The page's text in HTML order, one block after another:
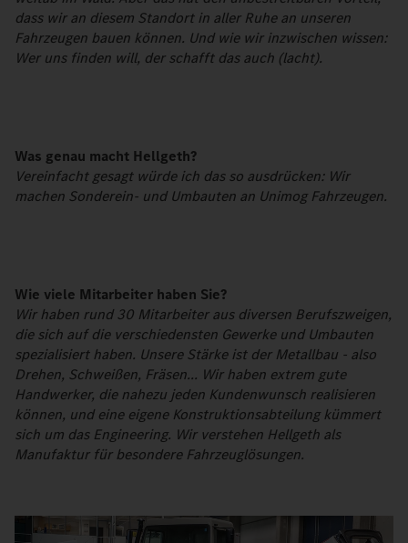
dass wir an diesem Standort in aller Ruhe an unseren
Fahrzeugen bauen können. Und wie wir inzwischen wissen:
Wer uns finden will, der schafft das auch (lacht).
Was genau macht Hellgeth?
Vereinfacht gesagt würde ich das so ausdrücken: Wir
machen Sonderein- und Umbauten an Unimog Fahrzeugen.
Wie viele Mitarbeiter haben Sie?
Wir haben rund 30 Mitarbeiter aus diversen Berufszweigen,
die sich auf die verschiedensten Gewerke und Umbauten
spezialisiert haben. Unsere Stärke ist der Metallbau - also
Drehen, Schweißen, Fräsen... Wir haben extrem gute
Handwerker, die nahezu jeden Kundenwunsch realisieren
können, und eine eigene Konstruktionsabteilung kümmert
sich um das Engineering. Wir verstehen Hellgeth als
Manufaktur für besondere Fahrzeuglösungen.